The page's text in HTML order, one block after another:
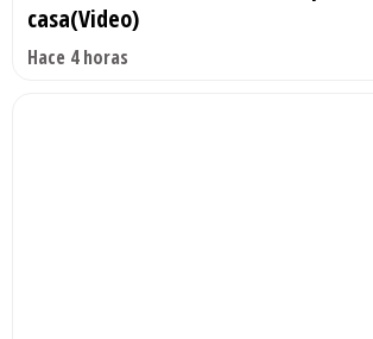
casa(Video)
Hace 4 horas